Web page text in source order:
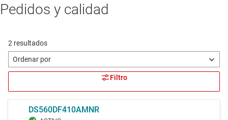
Pedidos y calidad